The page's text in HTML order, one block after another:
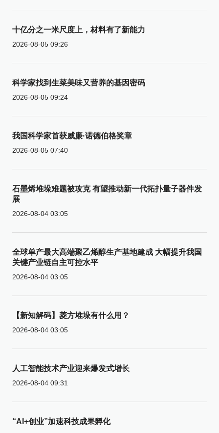
十亿分之一米尺度上，材料有了新能力
2026-08-05 09:26
科学家找到生菜美味又营养的基因密码
2026-08-05 09:24
我国科学家首获威廉·诺德伯格奖章
2026-08-05 07:40
石墨烯堆垛难题被攻克 有望推动新一代拓扑量子器件发
展
2026-08-04 03:05
全球单产最大高端聚乙烯醇生产基地建成 大幅提升我国
关键产业链自主可控水平
2026-08-04 03:05
【新知解码】菱方堆垛有什么用？
2026-08-04 03:05
人工智能技术产业迎来爆发式增长
2026-08-04 09:31
“AI+创业”加速科技成果孵化